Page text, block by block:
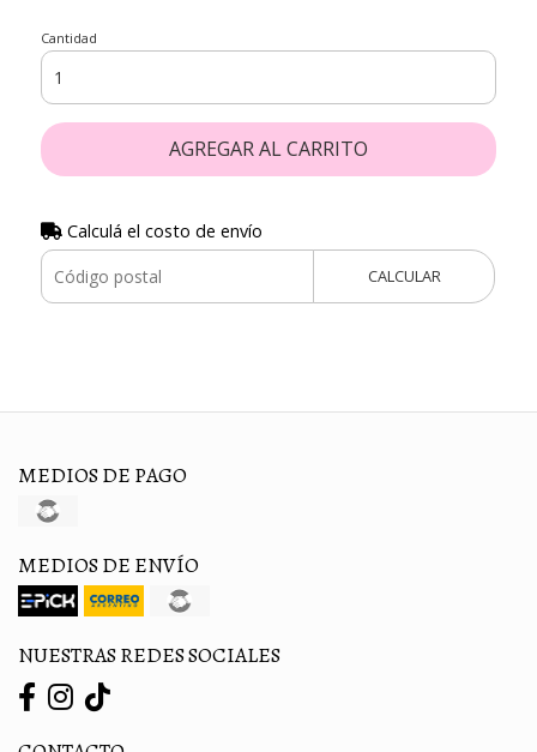
Cantidad
AGREGAR AL CARRITO
Calculá el costo de envío
CALCULAR
MEDIOS DE PAGO
MEDIOS DE ENVÍO
NUESTRAS REDES SOCIALES